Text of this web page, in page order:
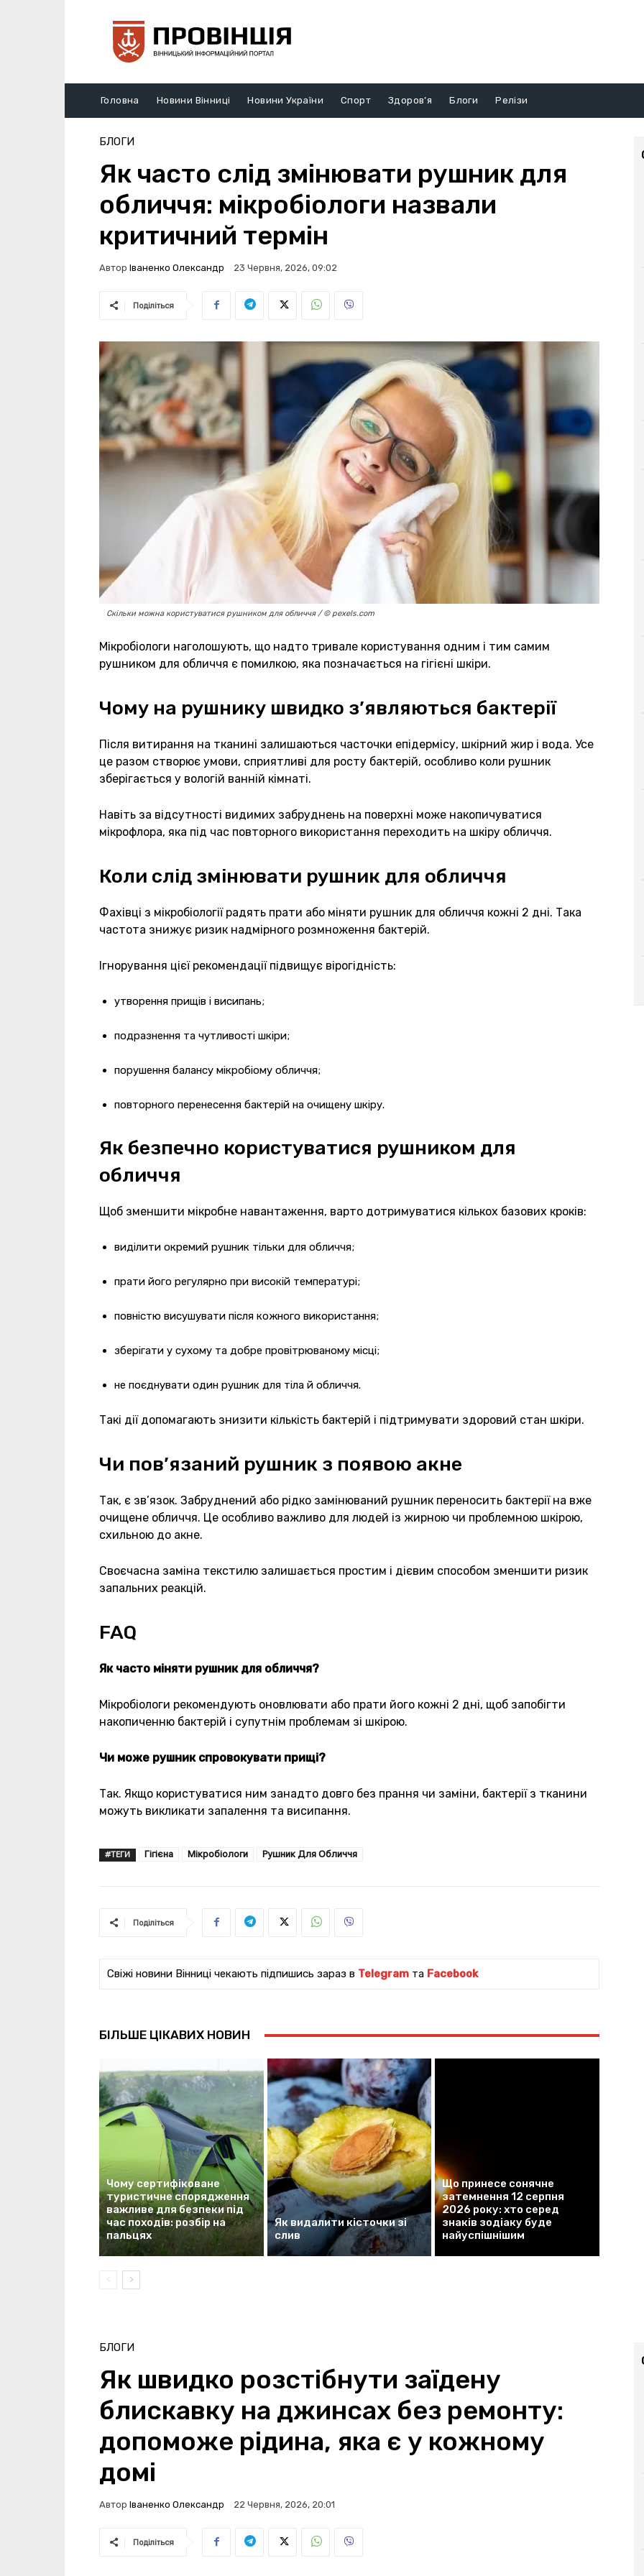
Головна Новини Вінниці Новини України Спорт Здоров’я Блоги Релізи
БЛОГИ
Як часто слід змінювати рушник для
обличчя: мікробіологи назвали
критичний термін
Автор Іваненко Олександр 23 Червня, 2026, 09:02
Поділіться
Скільки можна користуватися рушником для обличчя / © pexels.com
Мікробіологи наголошують, що надто тривале користування одним і тим самим
рушником для обличчя є помилкою, яка позначається на гігієні шкіри.
Чому на рушнику швидко з’являються бактерії
Після витирання на тканині залишаються часточки епідермісу, шкірний жир і вода. Усе
це разом створює умови, сприятливі для росту бактерій, особливо коли рушник
зберігається у вологій ванній кімнаті.
Навіть за відсутності видимих забруднень на поверхні може накопичуватися
мікрофлора, яка під час повторного використання переходить на шкіру обличчя.
Коли слід змінювати рушник для обличчя
Фахівці з мікробіології радять прати або міняти рушник для обличчя кожні 2 дні. Така
частота знижує ризик надмірного розмноження бактерій.
Ігнорування цієї рекомендації підвищує вірогідність:
утворення прищів і висипань;
подразнення та чутливості шкіри;
порушення балансу мікробіому обличчя;
повторного перенесення бактерій на очищену шкіру.
Як безпечно користуватися рушником для
обличчя
Щоб зменшити мікробне навантаження, варто дотримуватися кількох базових кроків:
виділити окремий рушник тільки для обличчя;
прати його регулярно при високій температурі;
повністю висушувати після кожного використання;
зберігати у сухому та добре провітрюваному місці;
не поєднувати один рушник для тіла й обличчя.
Такі дії допомагають знизити кількість бактерій і підтримувати здоровий стан шкіри.
Чи пов’язаний рушник з появою акне
Так, є зв’язок. Забруднений або рідко замінюваний рушник переносить бактерії на вже
очищене обличчя. Це особливо важливо для людей із жирною чи проблемною шкірою,
схильною до акне.
Своєчасна заміна текстилю залишається простим і дієвим способом зменшити ризик
запальних реакцій.
FAQ
Як часто міняти рушник для обличчя?
Мікробіологи рекомендують оновлювати або прати його кожні 2 дні, щоб запобігти
накопиченню бактерій і супутнім проблемам зі шкірою.
Чи може рушник спровокувати прищі?
Так. Якщо користуватися ним занадто довго без прання чи заміни, бактерії з тканини
можуть викликати запалення та висипання.
#ТЕГИ Гігієна Мікробіологи Рушник Для Обличчя
Поділіться
Свіжі новини Вінниці чекають підпишись зараз в Telegram та Facebook
БІЛЬШЕ ЦІКАВИХ НОВИН
Чому сертифіковане
туристичне спорядження
важливе для безпеки під
час походів: розбір на
пальцях
Як видалити кісточки зі
слив
Що принесе сонячне
затемнення 12 серпня
2026 року: хто серед
знаків зодіаку буде
найуспішнішим